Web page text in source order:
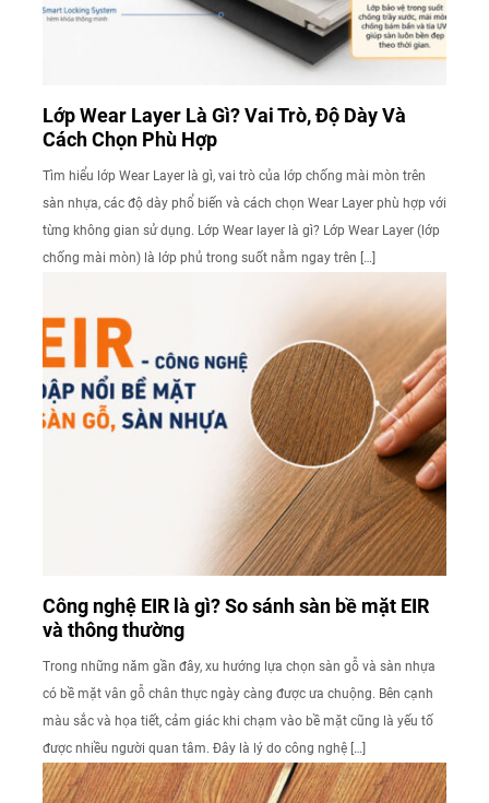
Lớp Wear Layer Là Gì? Vai Trò, Độ Dày Và
Cách Chọn Phù Hợp
Tìm hiểu lớp Wear Layer là gì, vai trò của lớp chống mài mòn trên
sàn nhựa, các độ dày phổ biến và cách chọn Wear Layer phù hợp với
từng không gian sử dụng. Lớp Wear layer là gì? Lớp Wear Layer (lớp
chống mài mòn) là lớp phủ trong suốt nằm ngay trên […]
Công nghệ EIR là gì? So sánh sàn bề mặt EIR
và thông thường
Trong những năm gần đây, xu hướng lựa chọn sàn gỗ và sàn nhựa
có bề mặt vân gỗ chân thực ngày càng được ưa chuộng. Bên cạnh
màu sắc và họa tiết, cảm giác khi chạm vào bề mặt cũng là yếu tố
được nhiều người quan tâm. Đây là lý do công nghệ […]